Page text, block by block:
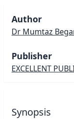
Author
Dr Mumtaz
Publisher
EXCELLENT
Synopsis